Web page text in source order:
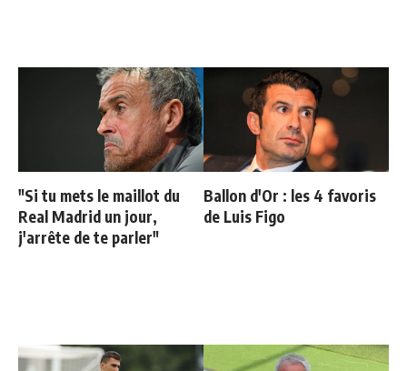
"Si tu mets le maillot du
Real Madrid un jour,
j'arrête de te parler"
Ballon d'Or : les 4 favoris
de Luis Figo